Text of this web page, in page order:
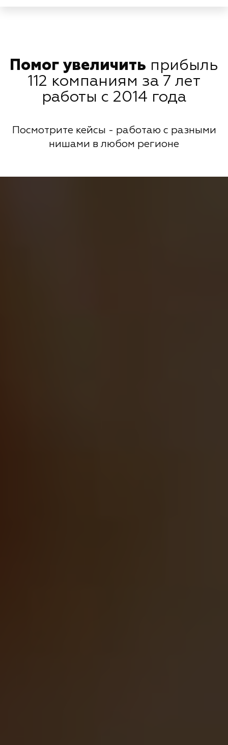
Помог увеличить прибыль
112 компаниям за 7 лет
работы с 2014 года
Посмотрите кейсы - работаю с разными
нишами в любом регионе